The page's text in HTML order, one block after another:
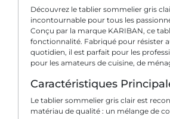
Découvrez le tablier sommelier gris
incontournable pour tous les
Conçu par la marque KARIBAN, ce
fonctionnalité. Fabriqué pour résister
quotidien, il est parfait pour les
pour les amateurs de cuisine, de
Caractéristiques
Le tablier sommelier gris clair est
matériau de qualité : un mélange de